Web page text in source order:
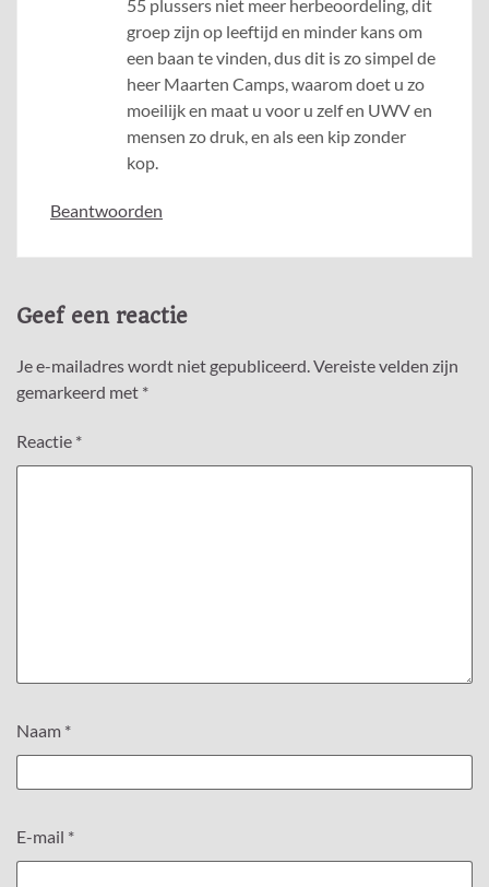
55 plussers niet meer herbeoordeling, dit
groep zijn op leeftijd en minder kans om
een baan te vinden, dus dit is zo simpel de
heer Maarten Camps, waarom doet u zo
moeilijk en maat u voor u zelf en UWV en
mensen zo druk, en als een kip zonder
kop.
Beantwoorden
Geef een reactie
Je e-mailadres wordt niet gepubliceerd.Vereiste velden zijn
gemarkeerd met *
Reactie *
Naam *
E-mail *